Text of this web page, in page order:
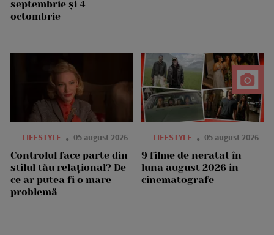
septembrie și 4
octombrie
— LIFESTYLE 05 august 2026
Controlul face parte din
stilul tău relațional? De
ce ar putea fi o mare
problemă
— LIFESTYLE 05 august 2026
9 filme de neratat în
luna august 2026 în
cinematografe